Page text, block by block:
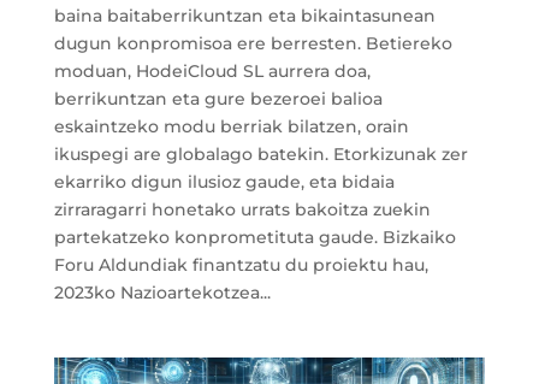
baina baitaberrikuntzan eta bikaintasunean
dugun konpromisoa ere berresten. Betiereko
moduan, HodeiCloud SL aurrera doa,
berrikuntzan eta gure bezeroei balioa
eskaintzeko modu berriak bilatzen, orain
ikuspegi are globalago batekin. Etorkizunak zer
ekarriko digun ilusioz gaude, eta bidaia
zirraragarri honetako urrats bakoitza zuekin
partekatzeko konprometituta gaude. Bizkaiko
Foru Aldundiak finantzatu du proiektu hau,
2023ko Nazioartekotzea...